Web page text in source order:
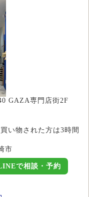
GAZA専門店街2F
い物された方は3時間
市
で相談・予約